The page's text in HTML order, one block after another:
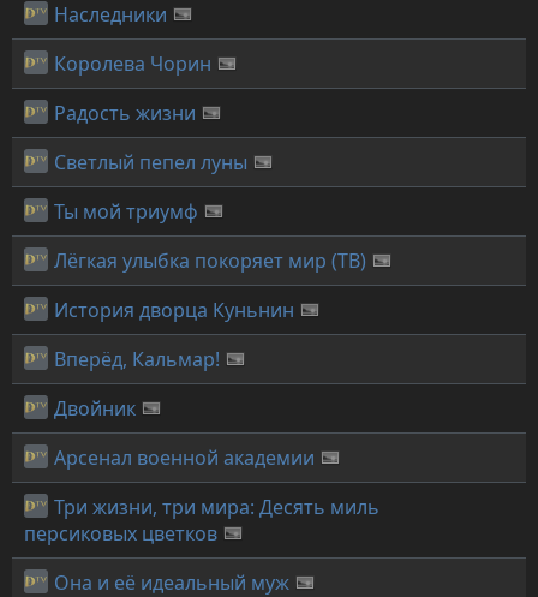
Наследники
Королева Чорин
Радость жизни
Светлый пепел луны
Ты мой триумф
Лёгкая улыбка покоряет мир (ТВ)
История дворца Куньнин
Вперёд, Кальмар!
Двойник
Арсенал военной академии
Три жизни, три мира: Десять миль
персиковых цветков
Она и её идеальный муж